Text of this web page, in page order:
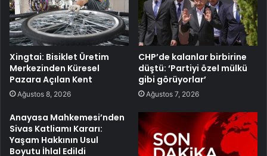
Xingtai: Bisiklet Üretim
Merkezinden Küresel
Pazara Açılan Kent
Ağustos 8, 2026
CHP’de kalanlar birbirine
düştü: ‘Partiyi özel mülkü
gibi görüyorlar’
Ağustos 7, 2026
Anayasa Mahkemesi’nden
Sivas Katliamı Kararı:
Yaşam Hakkının Usul
Boyutu İhlal Edildi